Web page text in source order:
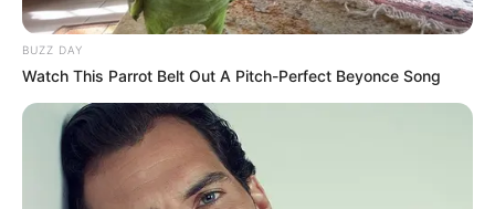
BUZZ DAY
Watch This Parrot Belt Out A Pitch-Perfect Beyonce Song